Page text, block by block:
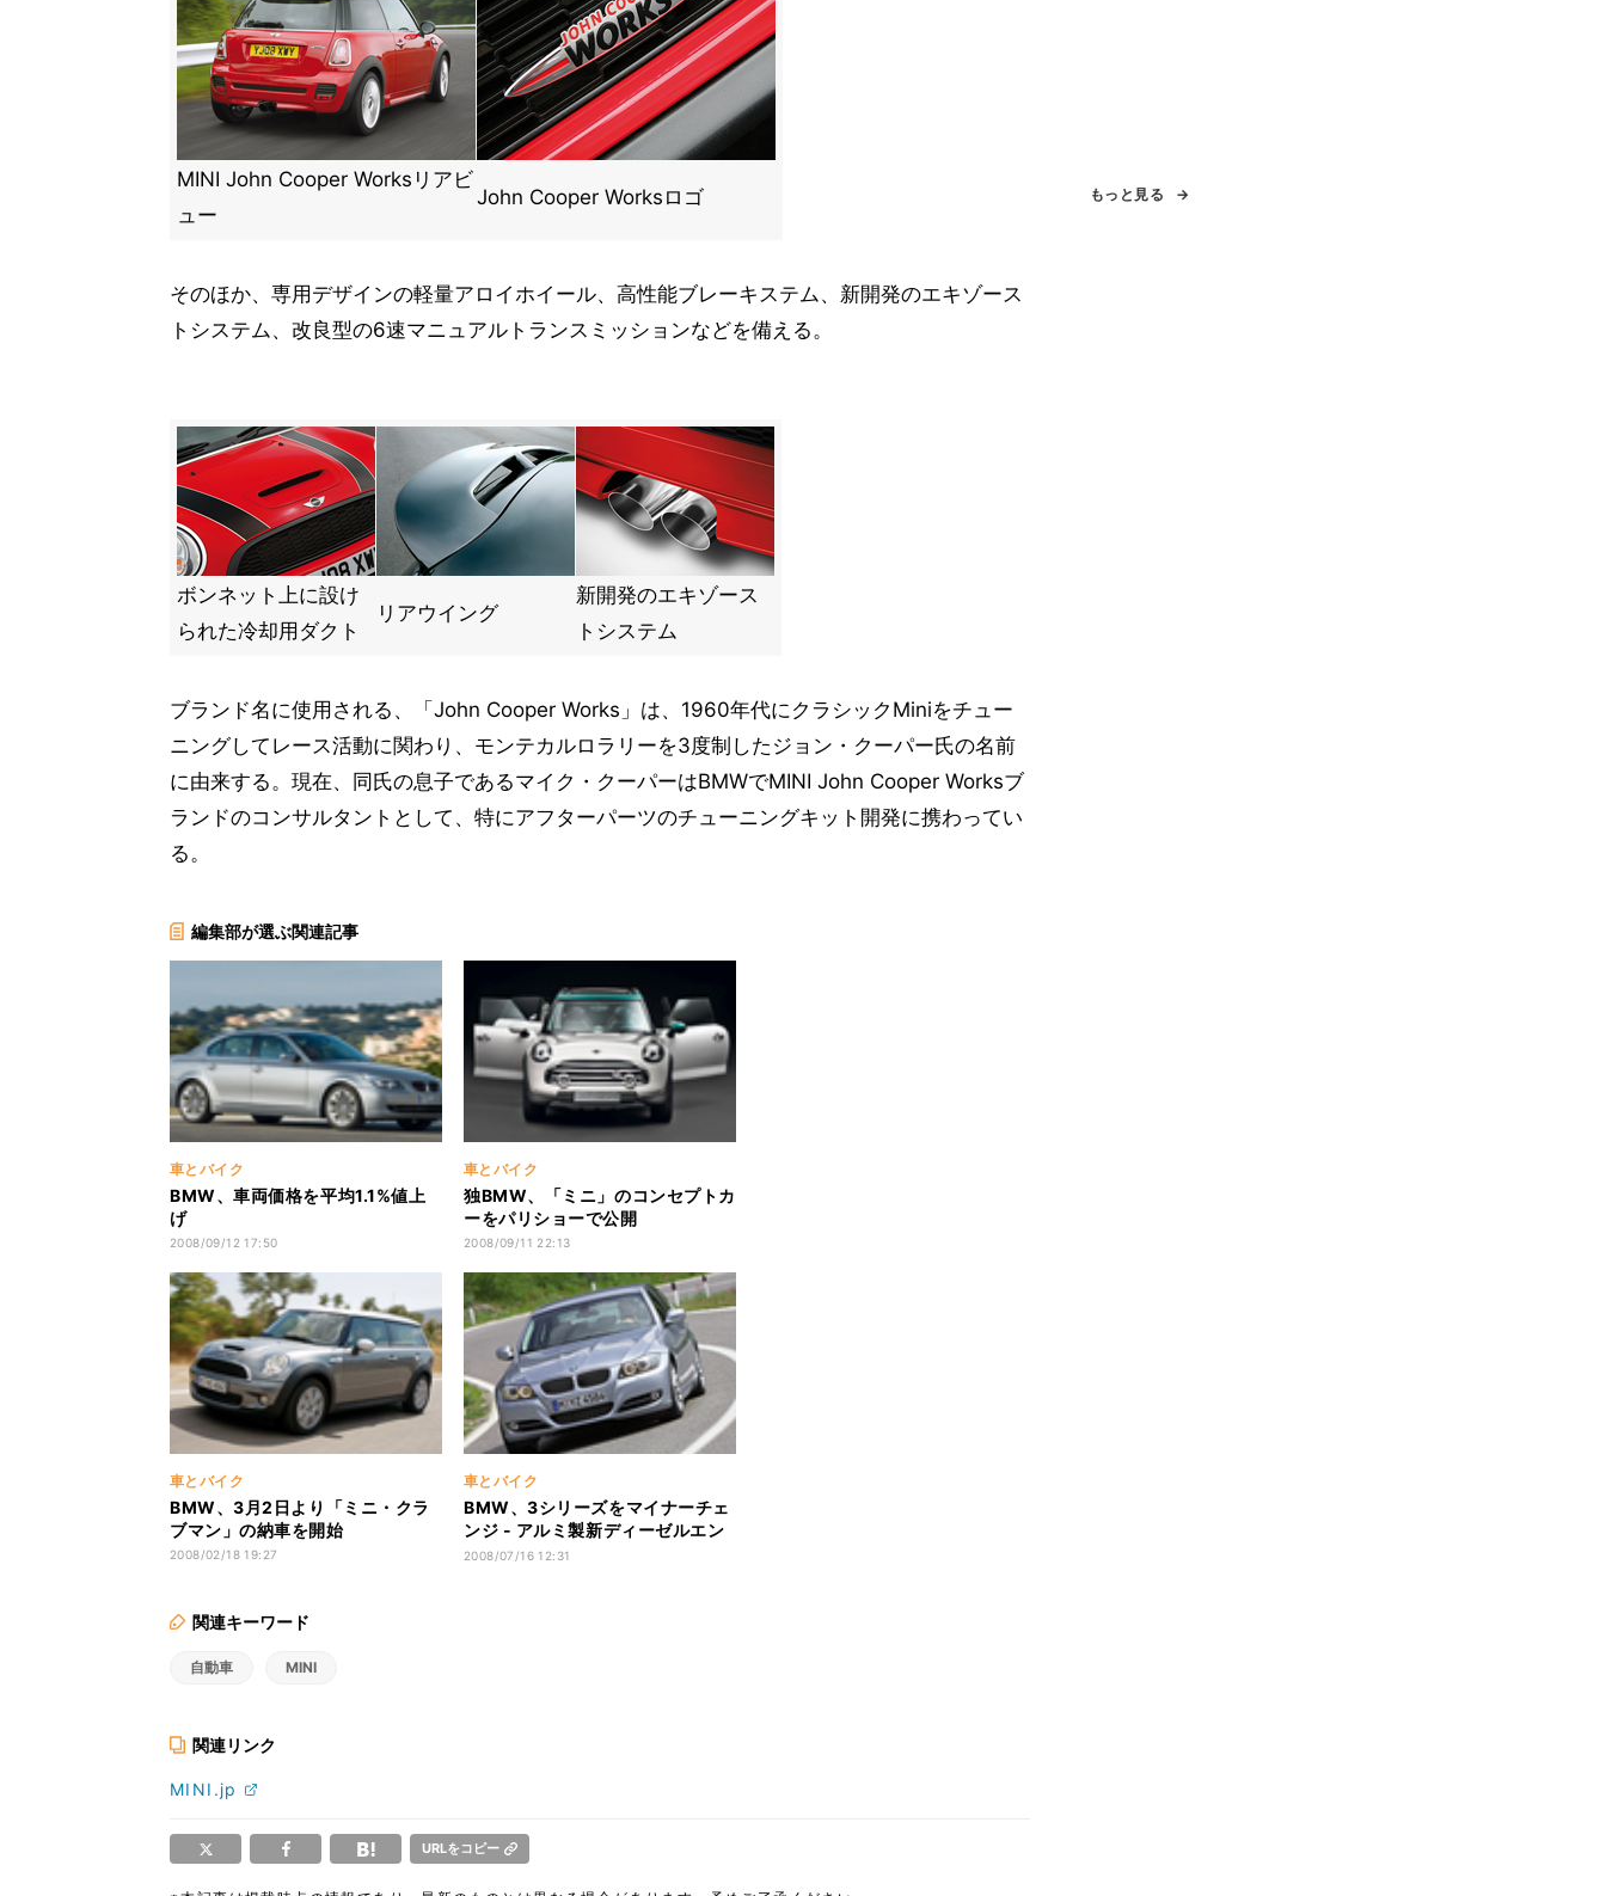
MINI John Cooper Worksリアビ
ュー
John Cooper Worksロゴ
そのほか、専用デザインの軽量アロイホイール、高性能ブレーキステム、新開発のエキゾース
トシステム、改良型の6速マニュアルトランスミッションなどを備える。
ボンネット上に設け
られた冷却用ダクト
リアウイング
新開発のエキゾース
トシステム
ブランド名に使用される、「John Cooper Works」は、1960年代にクラシックMiniをチュー
ニングしてレース活動に関わり、モンテカルロラリーを3度制したジョン・クーパー氏の名前
に由来する。現在、同氏の息子であるマイク・クーパーはBMWでMINI John Cooper Worksブ
ランドのコンサルタントとして、特にアフターパーツのチューニングキット開発に携わってい
る。
編集部が選ぶ関連記事
車とバイク
BMW、車両価格を平均1.1%値上
げ
2008/09/12 17:50
車とバイク
独BMW、「ミニ」のコンセプトカ
ーをパリショーで公開
2008/09/11 22:13
車とバイク
BMW、3月2日より「ミニ・クラ
ブマン」の納車を開始
2008/02/18 19:27
車とバイク
BMW、3シリーズをマイナーチェ
ンジ - アルミ製新ディーゼルエン
ジンも採用
2008/07/16 12:31
関連キーワード
自動車 MINI
関連リンク
MINI.jp
URLをコピー
もっと見る